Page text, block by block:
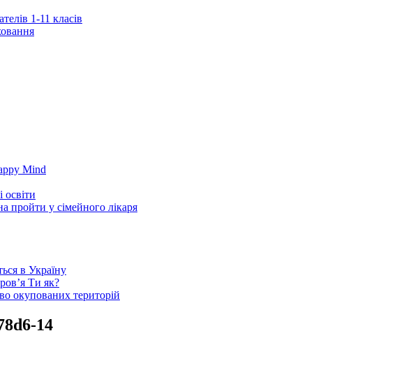
1-11 класів
Mind
пройти у сімейного лікаря
в Україну
Ти як?
окупованих територій
14